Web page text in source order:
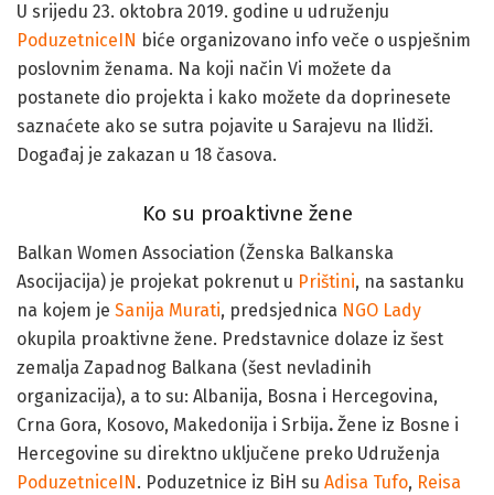
U srijedu 23. oktobra 2019. godine u udruženju
PoduzetniceIN biće organizovano info veče o uspješnim
poslovnim ženama. Na koji način Vi možete da
postanete dio projekta i kako možete da doprinesete
saznaćete ako se sutra pojavite u Sarajevu na Ilidži.
Događaj je zakazan u 18 časova.
Ko su proaktivne žene
Balkan Women Association (Ženska Balkanska
Asocijacija) je projekat pokrenut u Prištini, na sastanku
na kojem je Sanija Murati, predsjednica NGO Lady
okupila proaktivne žene. Predstavnice dolaze iz šest
zemalja Zapadnog Balkana (šest nevladinih
organizacija), a to su: Albanija, Bosna i Hercegovina,
Crna Gora, Kosovo, Makedonija i Srbija. Žene iz Bosne i
Hercegovine su direktno uključene preko Udruženja
PoduzetniceIN . Poduzetnice iz BiH su Adisa Tufo, Reisa